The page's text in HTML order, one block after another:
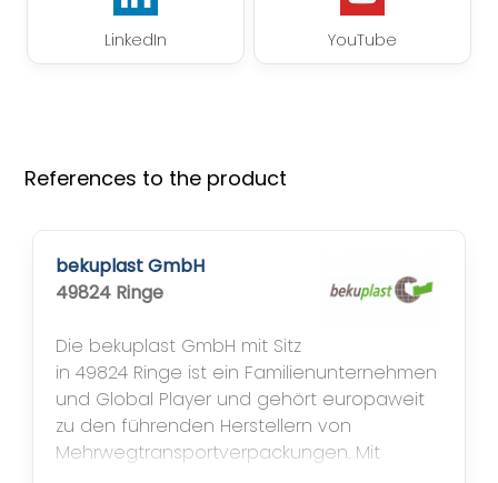
LinkedIn YouTube
References to the product
bekuplast GmbH
49824 Ringe
Die bekuplast GmbH mit Sitz
in 49824 Ringe ist ein Familienunternehmen
und Global Player und gehört europaweit
zu den führenden Herstellern von
Mehrwegtransportverpackungen. Mit